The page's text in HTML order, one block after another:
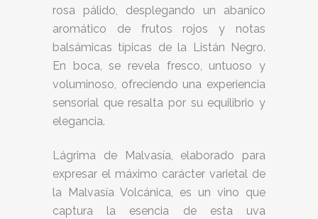
rosa pálido, desplegando un abanico
aromático de frutos rojos y notas
balsámicas típicas de la Listán Negro.
En boca, se revela fresco, untuoso y
voluminoso, ofreciendo una experiencia
sensorial que resalta por su equilibrio y
elegancia.
Lágrima de Malvasía, elaborado para
expresar el máximo carácter varietal de
la Malvasía Volcánica, es un vino que
captura la esencia de esta uva